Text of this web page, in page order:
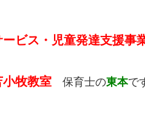
ビス・児童発達支援事
小牧教室 保育士の東本で